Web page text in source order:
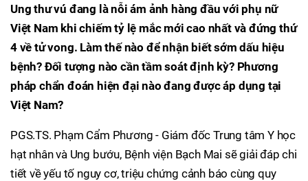
Ung thư vú đang là nỗi ám ảnh hàng đầu với phụ nữ
Việt Nam khi chiếm tỷ lệ mắc mới cao nhất và đứng thứ
4 về tử vong. Làm thế nào để nhận biết sớm dấu hiệu
bệnh? Đối tượng nào cần tầm soát định kỳ? Phương
pháp chẩn đoán hiện đại nào đang được áp dụng tại
Việt Nam?
PGS.TS. Phạm Cẩm Phương - Giám đốc Trung tâm Y học
hạt nhân và Ung bướu, Bệnh viện Bạch Mai sẽ giải đáp chi
tiết về yếu tố nguy cơ, triệu chứng cảnh báo cùng quy